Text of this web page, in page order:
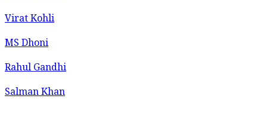
Virat Kohli
MS Dhoni
Rahul Gandhi
Salman Khan